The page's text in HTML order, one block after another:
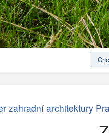
zahradní architektury